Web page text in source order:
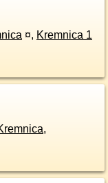
¤, Kremnica 1